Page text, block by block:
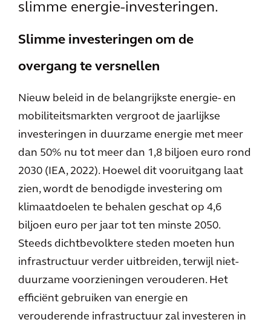
slimme energie-investeringen.
Slimme investeringen om de
overgang te versnellen
Nieuw beleid in de belangrijkste energie- en
mobiliteitsmarkten vergroot de jaarlijkse
investeringen in duurzame energie met meer
dan 50% nu tot meer dan 1,8 biljoen euro rond
2030 (IEA, 2022). Hoewel dit vooruitgang laat
zien, wordt de benodigde investering om
klimaatdoelen te behalen geschat op 4,6
biljoen euro per jaar tot ten minste 2050.
Steeds dichtbevolktere steden moeten hun
infrastructuur verder uitbreiden, terwijl niet-
duurzame voorzieningen verouderen. Het
efficiënt gebruiken van energie en
verouderende infrastructuur zal investeren in